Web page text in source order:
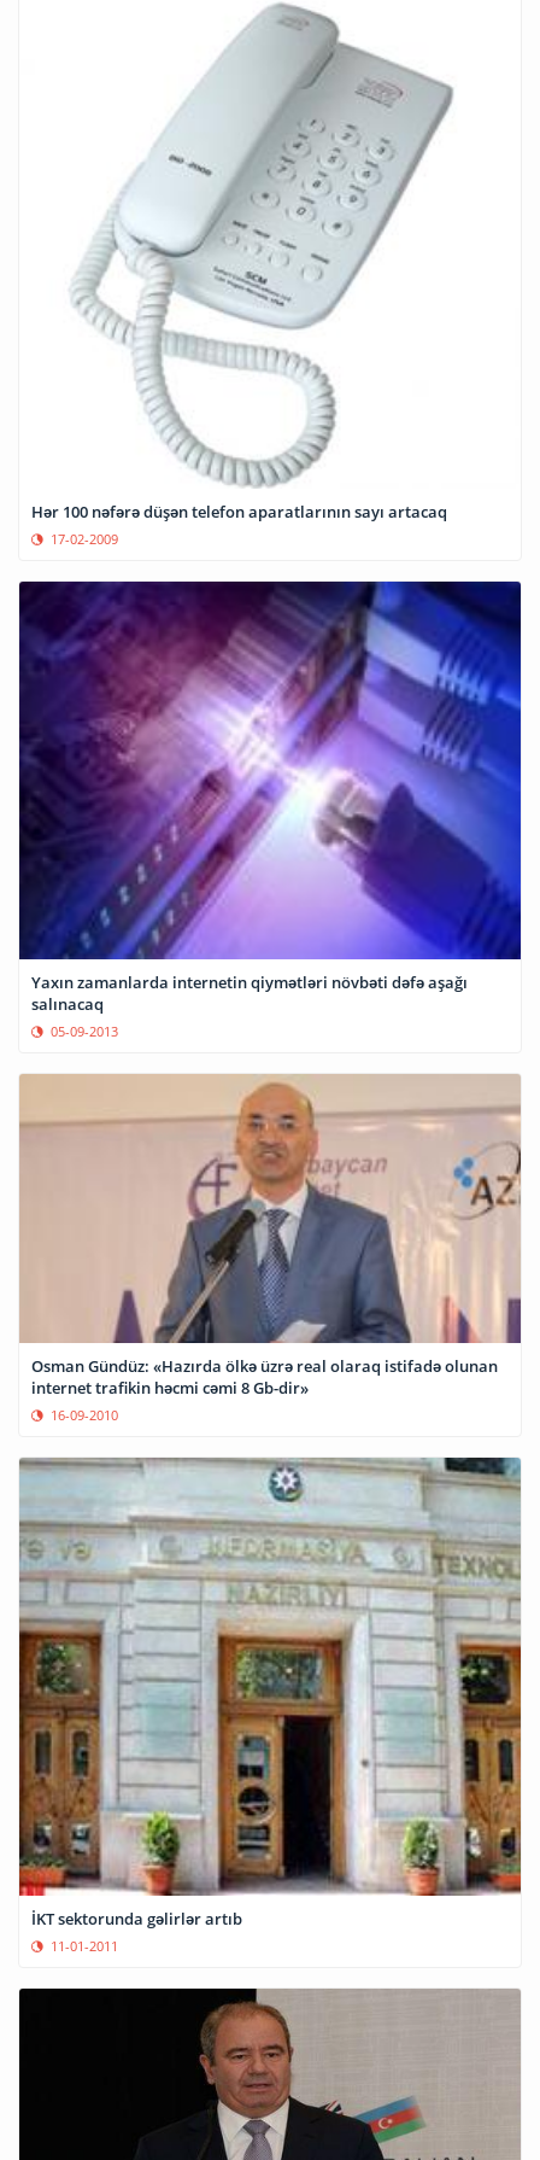
Hər 100 nəfərə düşən telefon aparatlarının sayı artacaq
17-02-2009
Yaxın zamanlarda internetin qiymətləri növbəti dəfə aşağı
salınacaq
05-09-2013
Osman Gündüz: «Hazırda ölkə üzrə real olaraq istifadə olunan
internet trafikin həcmi cəmi 8 Gb-dir»
16-09-2010
İKT sektorunda gəlirlər artıb
11-01-2011